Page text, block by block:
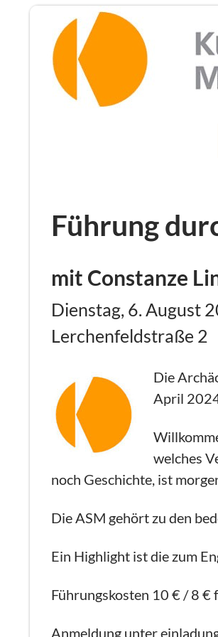
Führung
mit Constanze
Dienstag, 6. August
Lerchenfeldstraße 2
Die
April
welches
noch Geschichte, ist
Die ASM gehört zu den
Ein Highlight ist die zum
Führungskosten 10 € / 8
Anmeldung unter